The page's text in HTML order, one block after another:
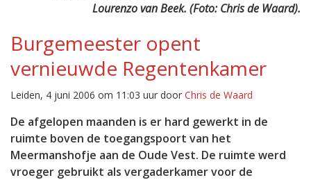
Lourenzo van Beek. (Foto: Chris de Waard).
Burgemeester opent
vernieuwde Regentenkamer
Leiden, 4 juni 2006 om 11:03 uur door Chris de Waard
De afgelopen maanden is er hard gewerkt in de
ruimte boven de toegangspoort van het
Meermanshofje aan de Oude Vest. De ruimte werd
vroeger gebruikt als vergaderkamer voor de